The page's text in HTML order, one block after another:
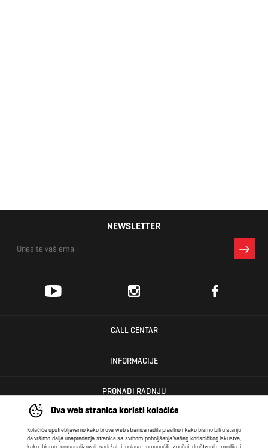
Ova web stranica koristi kolačiće
Kolačiće upotrebljavamo kako bi ova web stranica radila pravilno i kako bismo bili u stanju
da vršimo dalja unapređenja stranice sa svrhom poboljšanja Vašeg korisničkog iskustva,
NEWSLETTER
CALL CENTAR
INFORMACIJE
PRONAĐI RADNJU